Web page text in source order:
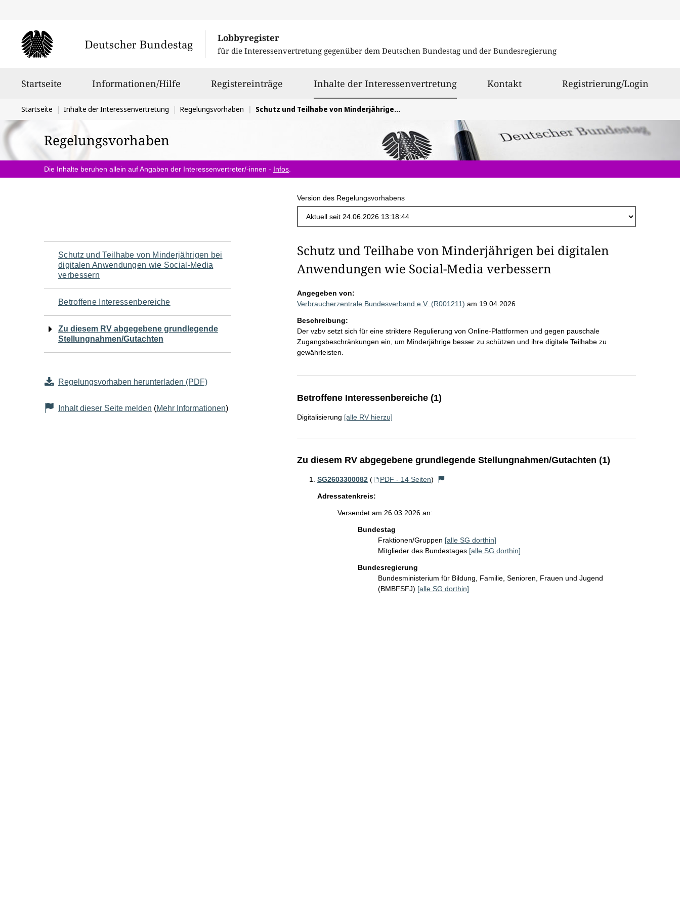
Lobbyregister
für die Interessenvertretung gegenüber dem Deutschen Bundestag und der Bundesregierung
Startseite Informationen/Hilfe Registereinträge Inhalte der Interessenvertretungausgewählt
Kontakt Registrierung/Login
Sie
befinden
sich
hier:
Startseite Inhalte der Interessenvertretung Regelungsvorhaben Schutz und Teilhabe von Minderjährigen bei digitalen Anwendungen wie Social-Media verbessern
Regelungsvorhaben
Die Inhalte beruhen allein auf Angaben der Interessenvertreter/-innen - Infos
Version des Regelungsvorhabens
Navigation
für
den
Seiteninhalt
Schutz und Teilhabe von Minderjährigen bei
digitalen Anwendungen wie Social-Media
verbessern
Betroffene Interessenbereiche
Zu diesem RV abgegebene grundlegende
Stellungnahmen/Gutachten
Regelungsvorhaben herunterladen (PDF)
Inhalt dieser Seite melden (Mehr Informationen)
Schutz und Teilhabe von Minderjährigen bei digitalen
Anwendungen wie Social-Media verbessern
Angegeben von:
Verbraucherzentrale Bundesverband e.V. (R001211) am 19.04.2026
Beschreibung:
Der vzbv setzt sich für eine striktere Regulierung von Online-Plattformen und gegen pauschale
Zugangsbeschränkungen ein, um Minderjährige besser zu schützen und ihre digitale Teilhabe zu
gewährleisten.
Betroffene Interessenbereiche (1)
Digitalisierung [alle RV hierzu]
Zu diesem RV abgegebene grundlegende Stellungnahmen/Gutachten (1)
SG2603300082 ( PDF - 14 Seiten)
Adressatenkreis:
Versendet am 26.03.2026 an:
Bundestag
Fraktionen/Gruppen [alle SG dorthin]
Mitglieder des Bundestages [alle SG dorthin]
Bundesregierung
Bundesministerium für Bildung, Familie, Senioren, Frauen und Jugend
(BMBFSFJ) [alle SG dorthin]